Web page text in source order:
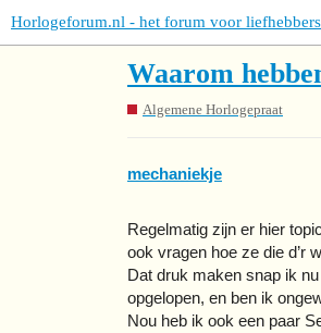
Horlogeforum.nl - het forum voor
Waarom
Algemene Horlogepraat
mechaniekje
Regelmatig zijn er hier
ook vragen hoe ze die d’r
Dat druk maken snap ik
opgelopen, en ben ik
Nou heb ik ook een paar